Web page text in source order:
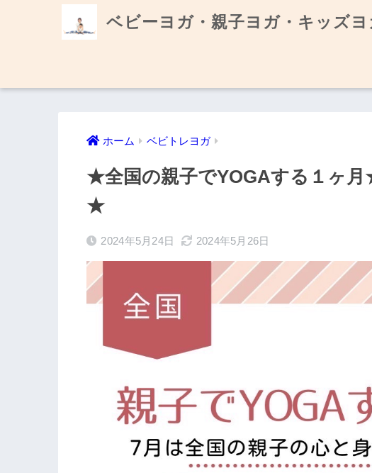
ベビーヨガ・親子ヨガ・キッズ
ホーム ベビトレヨガ
★全国の親子でYOGAする１ヶ
★
2024年5月24日 2024年5月26日